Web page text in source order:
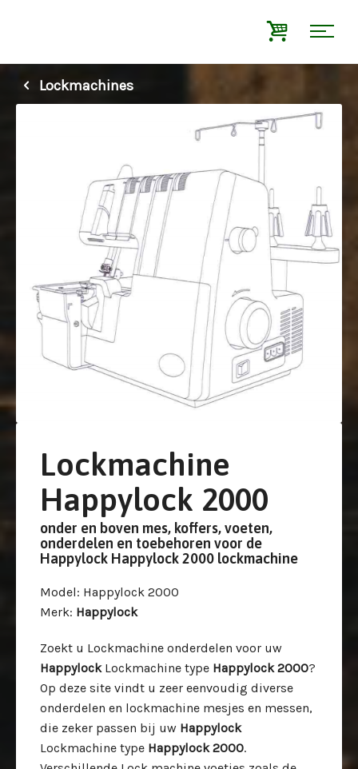
Lockmachines
Lockmachine
Happylock 2000
onder en boven mes, koffers, voeten,
onderdelen en toebehoren voor de
Happylock Happylock 2000 lockmachine
Model: Happylock 2000
Merk: Happylock
Zoekt u Lockmachine onderdelen voor uw
HappylockLockmachine type Happylock 2000?
Op deze site vindt u zeer eenvoudig diverse
onderdelen en lockmachine mesjes en messen,
die zeker passen bij uw Happylock
Lockmachine type Happylock 2000.